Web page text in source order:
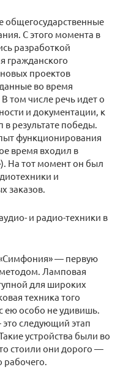
общегосударственные
С этого момента в
разработкой
гражданского
проектов
во время
том числе речь идет о
и документации, к
в результате победы.
функционирования
время входил в
На тот момент он был
и
заказов.
и радио-техники в
«Симфония» — первую
Ламповая
для широких
техника того
ею особо не удивишь.
следующий этап
устройства были во
стоили они дорого —
рабочего.